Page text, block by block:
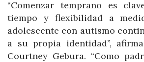
“Comenzar temprano es
tiempo y flexibilidad a
adolescente con autismo
a su propia identidad”,
Courtney Gebura. “Como